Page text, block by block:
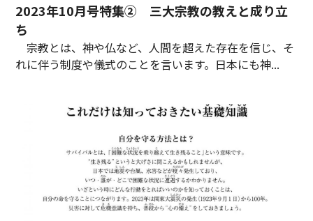
2023年10月号特集② 三大宗教の教えと成り立
ち
宗教とは、神や仏など、人間を超えた存在を信じ、そ
れに伴う制度や儀式のことを言います。日本にも神...